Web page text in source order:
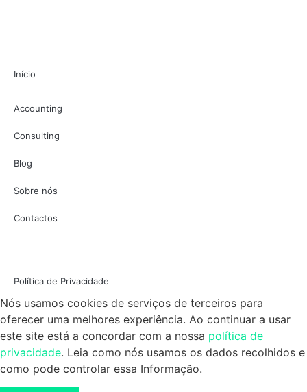
Início
Accounting
Consulting
Blog
Sobre nós
Contactos
Política de Privacidade
Nós usamos cookies de serviços de terceiros para
oferecer uma melhores experiência. Ao continuar a usar
este site está a concordar com a nossa política de
privacidade. Leia como nós usamos os dados recolhidos e
como pode controlar essa Informação.